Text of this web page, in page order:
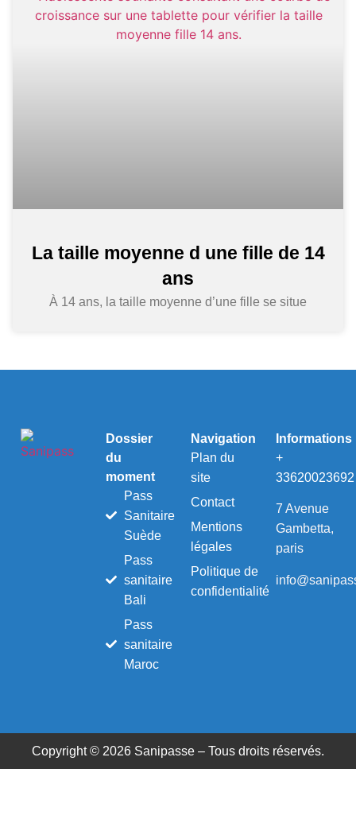
La taille moyenne d une fille de 14
ans
À 14 ans, la taille moyenne d’une fille se situe
Dossier
du
moment
Pass
Sanitaire
Suède
Pass
sanitaire
Bali
Pass
sanitaire
Maroc
Navigation
Plan du
site
Contact
Mentions
légales
Politique de
confidentialité
Informations
+
33620023692
7 Avenue
Gambetta,
paris
Copyright © 2026 Sanipasse – Tous droits réservés.